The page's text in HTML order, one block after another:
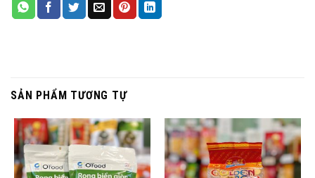
SẢN PHẨM TƯƠNG TỰ